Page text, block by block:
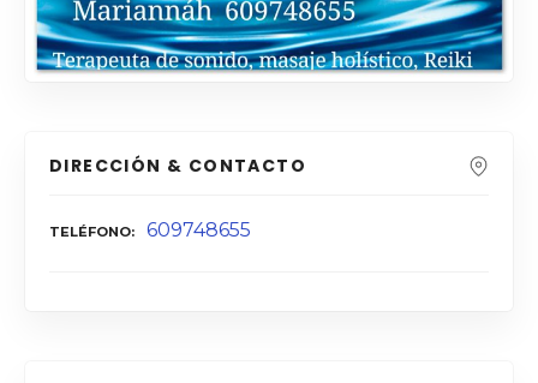
DIRECCIÓN & CONTACTO
TELÉFONO 609748655